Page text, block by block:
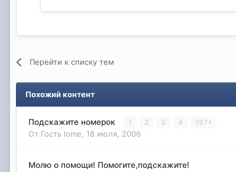
Перейти к списку тем
Похожий контент
Подскажите номерок 1 2 3 4 187
От Гость lome, 18 июля, 2006
Молю о помощи! Помогите,подскажите!